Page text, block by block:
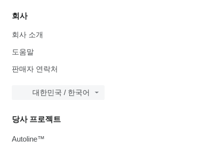
회사
회사 소개
도움말
판매자 연락처
대한민국 / 한국어
당사 프로젝트
Autoline™